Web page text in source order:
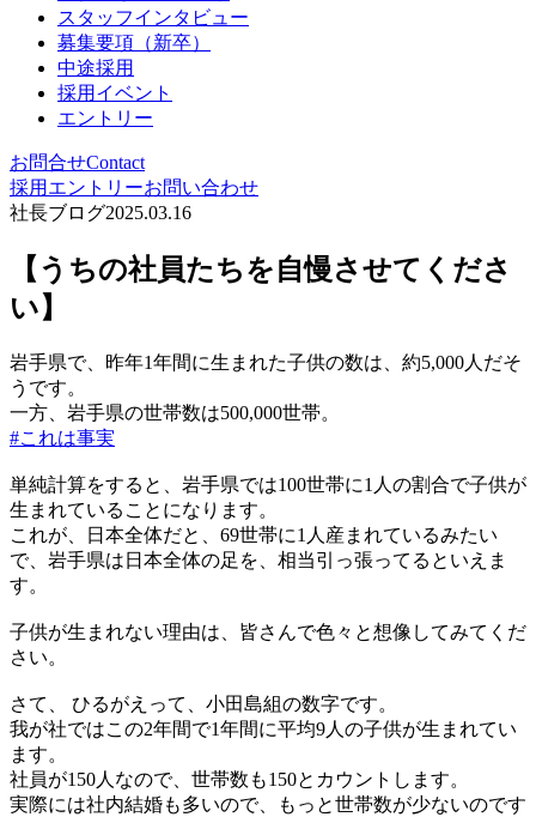
スタッフインタビュー
募集要項（新卒）
中途採用
採用イベント
エントリー
お問合せContact
採用エントリーお問い合わせ
社長ブログ2025.03.16
【うちの社員たちを自慢させてくださ
い】
岩手県で、昨年1年間に生まれた子供の数は、約5,000人だそ
うです。
一方、岩手県の世帯数は500,000世帯。
#これは事実
単純計算をすると、岩手県では100世帯に1人の割合で子供が
生まれていることになります。
これが、日本全体だと、69世帯に1人産まれているみたい
で、岩手県は日本全体の足を、相当引っ張ってるといえま
す。
子供が生まれない理由は、皆さんで色々と想像してみてくだ
さい。
さて、 ひるがえって、小田島組の数字です。
我が社ではこの2年間で1年間に平均9人の子供が生まれてい
ます。
社員が150人なので、世帯数も150とカウントします。
実際には社内結婚も多いので、もっと世帯数が少ないのです